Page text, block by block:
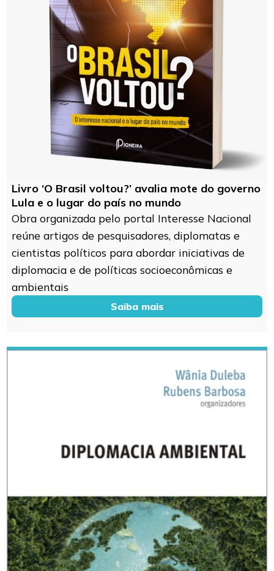
Livro ‘O Brasil voltou?’ avalia mote do governo
Lula e o lugar do país no mundo
Obra organizada pelo portal Interesse Nacional
reúne artigos de pesquisadores, diplomatas e
cientistas políticos para abordar iniciativas de
diplomacia e de políticas socioeconômicas e
ambientais
Saiba mais